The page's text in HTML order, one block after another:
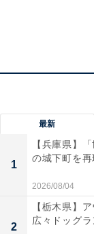
最新
1
【兵庫県】
の城下町を
2026/08/04
2
【栃木県】
広々ドッグ